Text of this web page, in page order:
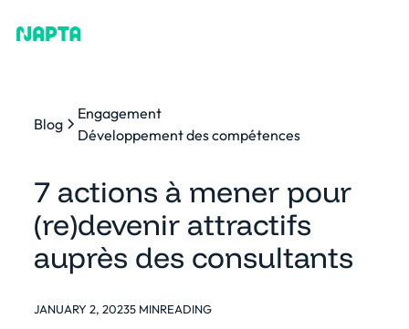
Blog
Engagement
Développement des compétences
7 actions à mener pour
(re)devenir attractifs
auprès des consultants
JANUARY 2, 20235 MINREADING